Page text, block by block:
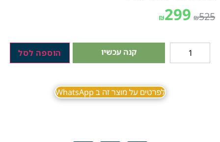
₪525
₪299
קנה עכשיו הוספה לסל
לפרטים על מוצר זה ב WhatsApp